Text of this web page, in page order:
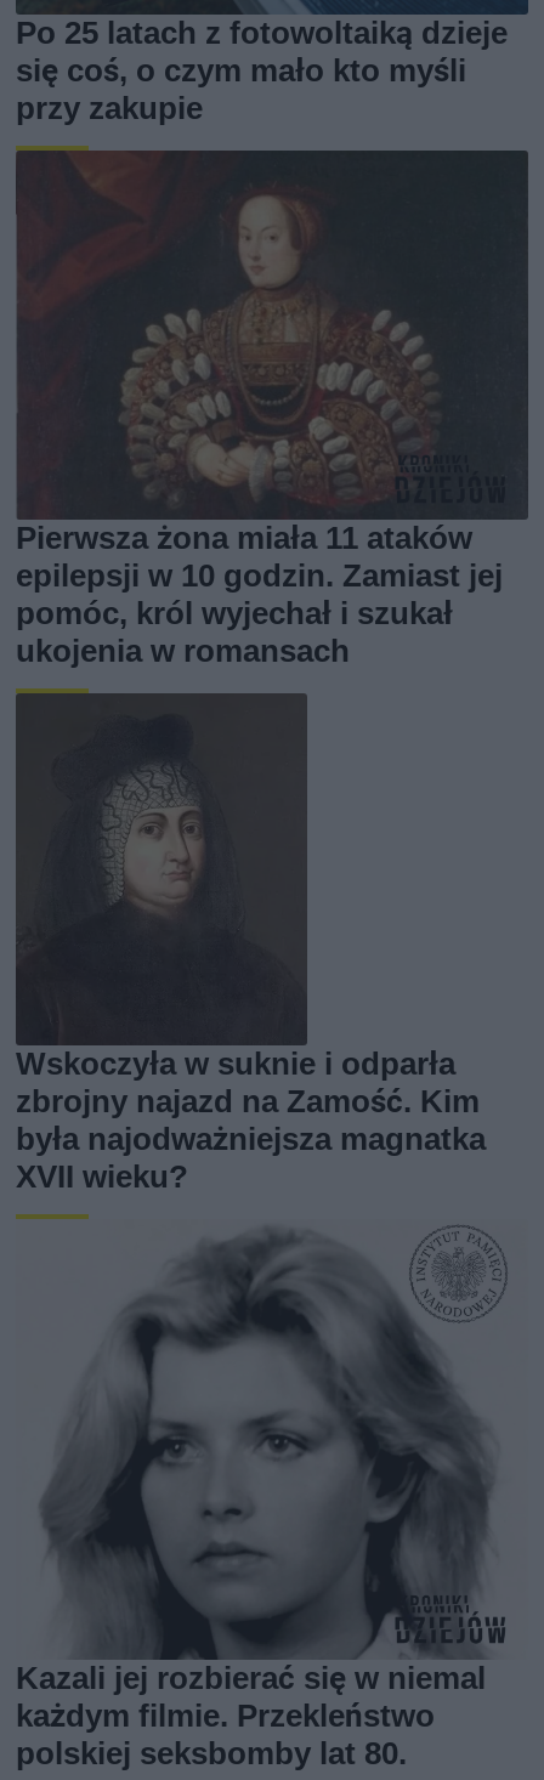
Po 25 latach z fotowoltaiką dzieje
się coś, o czym mało kto myśli
przy zakupie
Pierwsza żona miała 11 ataków
epilepsji w 10 godzin. Zamiast jej
pomóc, król wyjechał i szukał
ukojenia w romansach
Wskoczyła w suknie i odparła
zbrojny najazd na Zamość. Kim
była najodważniejsza magnatka
XVII wieku?
Kazali jej rozbierać się w niemal
każdym filmie. Przekleństwo
polskiej seksbomby lat 80.